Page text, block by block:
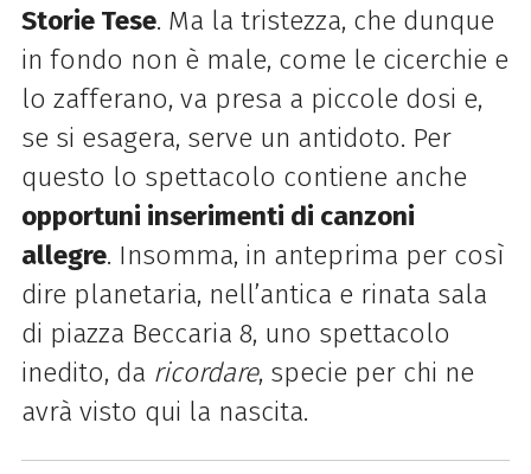
Storie Tese. Ma la tristezza, che dunque
in fondo non è male, come le cicerchie e
lo zafferano, va presa a piccole dosi e,
se si esagera, serve un antidoto. Per
questo lo spettacolo contiene anche
opportuni inserimenti di canzoni
allegre. Insomma, in anteprima per così
dire planetaria, nell’antica e rinata sala
di piazza Beccaria 8, uno spettacolo
inedito, da ricordare, specie per chi ne
avrà visto qui la nascita.